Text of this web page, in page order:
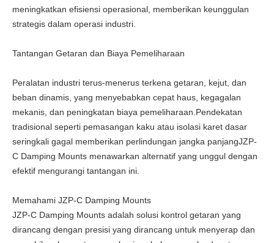
meningkatkan efisiensi operasional, memberikan keunggulan
strategis dalam operasi industri.
Tantangan Getaran dan Biaya Pemeliharaan
Peralatan industri terus-menerus terkena getaran, kejut, dan
beban dinamis, yang menyebabkan cepat haus, kegagalan
mekanis, dan peningkatan biaya pemeliharaan.Pendekatan
tradisional seperti pemasangan kaku atau isolasi karet dasar
seringkali gagal memberikan perlindungan jangka panjangJZP-
C Damping Mounts menawarkan alternatif yang unggul dengan
efektif mengurangi tantangan ini.
Memahami JZP-C Damping Mounts
JZP-C Damping Mounts adalah solusi kontrol getaran yang
dirancang dengan presisi yang dirancang untuk menyerap dan